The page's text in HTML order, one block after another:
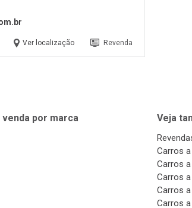
Ver localização Revenda
por marca Veja
Carros
Carros
Carros
Carros
Carros